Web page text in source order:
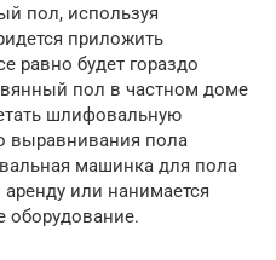
пол, используя
приложить
равно будет гораздо
пол в частном доме
шлифовальную
выравнивания пола
машинка для пола
или нанимается
оборудование.